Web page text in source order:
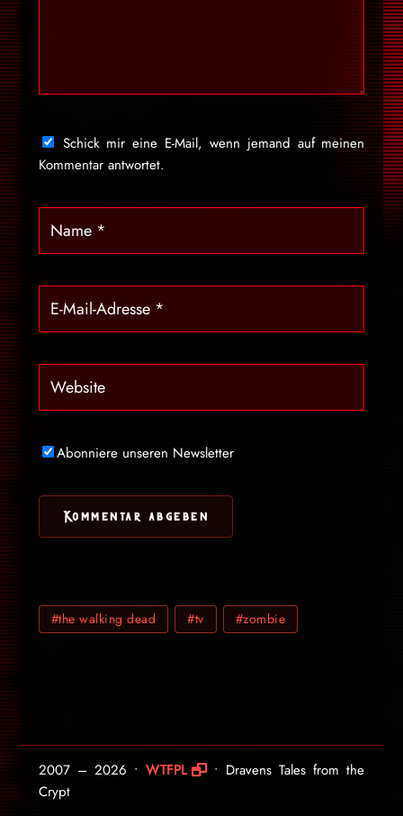
Schick mir eine E-Mail, wenn jemand auf meinen
Kommentar antwortet.
Abonniere unseren Newsletter
#the walking dead #tv #zombie
2007 – 2026 •WTFPL
• Dravens Tales from the
Crypt